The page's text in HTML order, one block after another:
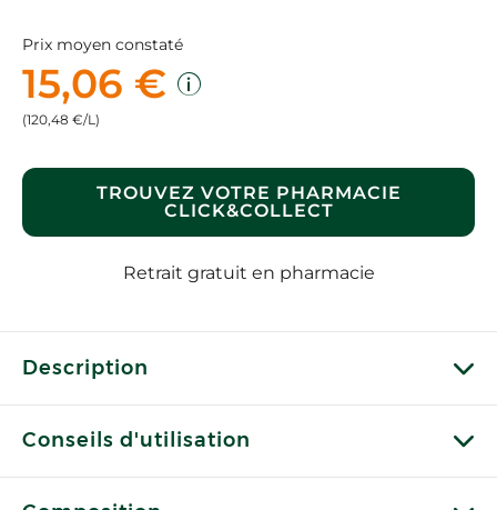
Prix moyen constaté
15,06 €
(120,48 €/L)
TROUVEZ VOTRE PHARMACIE
CLICK&COLLECT
Retrait gratuit en pharmacie
Description
Conseils d'utilisation